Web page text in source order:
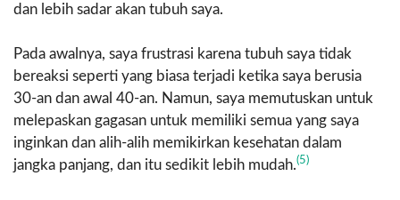
dan lebih sadar akan tubuh saya.
Pada awalnya, saya frustrasi karena tubuh saya tidak
bereaksi seperti yang biasa terjadi ketika saya berusia
30-an dan awal 40-an. Namun, saya memutuskan untuk
melepaskan gagasan untuk memiliki semua yang saya
inginkan dan alih-alih memikirkan kesehatan dalam
jangka panjang, dan itu sedikit lebih mudah.(5)